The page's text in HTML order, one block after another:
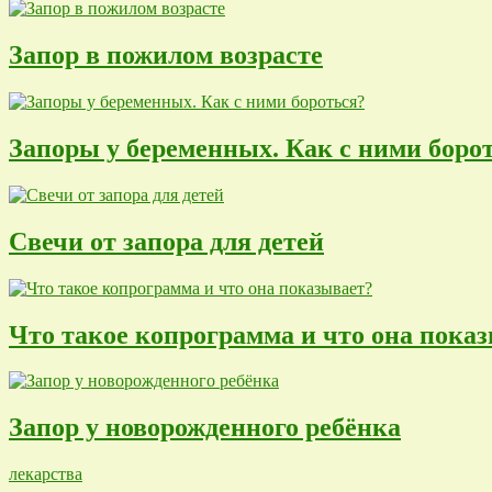
Запор в пожилом возрасте
Запоры у беременных. Как с ними
Свечи от запора для детей
Что такое копрограмма и что она
Запор у новорожденного ребёнка
лекарства